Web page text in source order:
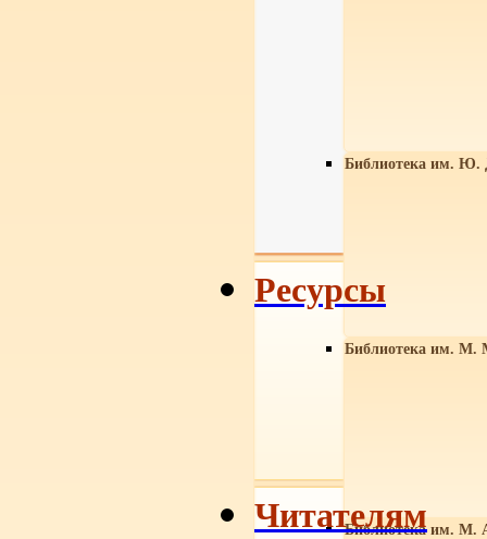
Библиотека им. Ю.
Библиотека им. М.
Библиотека им. М.
Ресурсы
Читателям